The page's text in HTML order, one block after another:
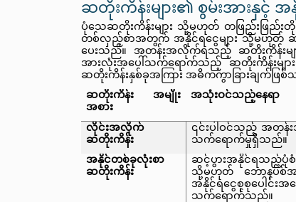
ဆတိုးကိန်းများ၏ စွမ်းအားနှင့်
ပုံသေဆတိုးကိန်းများ သို့မဟုတ် တဖြည်းဖြည်းတိုး
တစ်လှည့်စာအတွက် အနိုင်ရငွေများ သို့မဟုတ် ဆ
ပေးသည်။ အတန်းအလိုက်ရသည့် ဆတိုးကိန်းမျ
အားလုံးအပေါ်သက်ရောက်သည့် ဆတိုးကိန်းမျ
ဆတိုးကိန်းနှစ်ခုအကြား အဓိကကွာခြားချက်ဖြ
ဆတိုးကိန်း အမျိုး
အစား
အသုံးဝင်သည့်နေရာ
လိုင်းအလိုက်
ဆတိုးကိန်း
၎င်းပါဝင်သည့် အတန်
သက်ရောက်မှုရှိသည်။
အနိုင်တစ်ခုလုံးစာ
ဆတိုးကိန်း
ဆင့်ပွားအနိုင်ရသည့်
သို့မဟုတ် ဘောနပ်
အနိုင်ရငွေစုစုပေါင်းအပ
သက်ရောက်သည်။